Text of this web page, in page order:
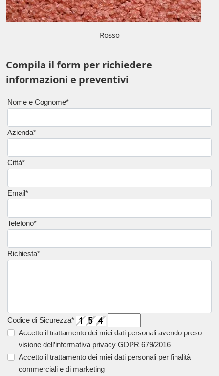
Rosso
Compila il form per richiedere
informazioni e preventivi
Nome e Cognome*
Azienda*
Città*
Email*
Telefono*
Richiesta*
Codice di Sicurezza*
Accetto il trattamento dei miei dati personali avendo preso
visione dell’informativa privacy GDPR 679/2016
Accetto il trattamento dei miei dati personali per finalità
commerciali e di marketing